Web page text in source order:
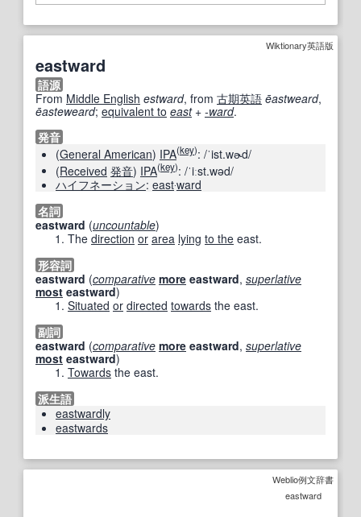
Wiktionary英語版
eastward
語源
From Middle English estward, from 古期英語 ēastweard,
ēasteweard; equivalent to east+‎ -ward.
発音
(General American) IPA(key): /ˈist.wɚd/
(Received 発音) IPA(key): /ˈiːst.wəd/
ハイフネーション: east‧ward
名詞
eastward (uncountable)
The direction or area lying to the east.
形容詞
eastward (comparative more eastward, superlative
most eastward)
Situated or directed towards the east.
副詞
eastward (comparative more eastward, superlative
most eastward)
Towards the east.
派生語
eastwardly
eastwards
Weblio例文辞書
eastward